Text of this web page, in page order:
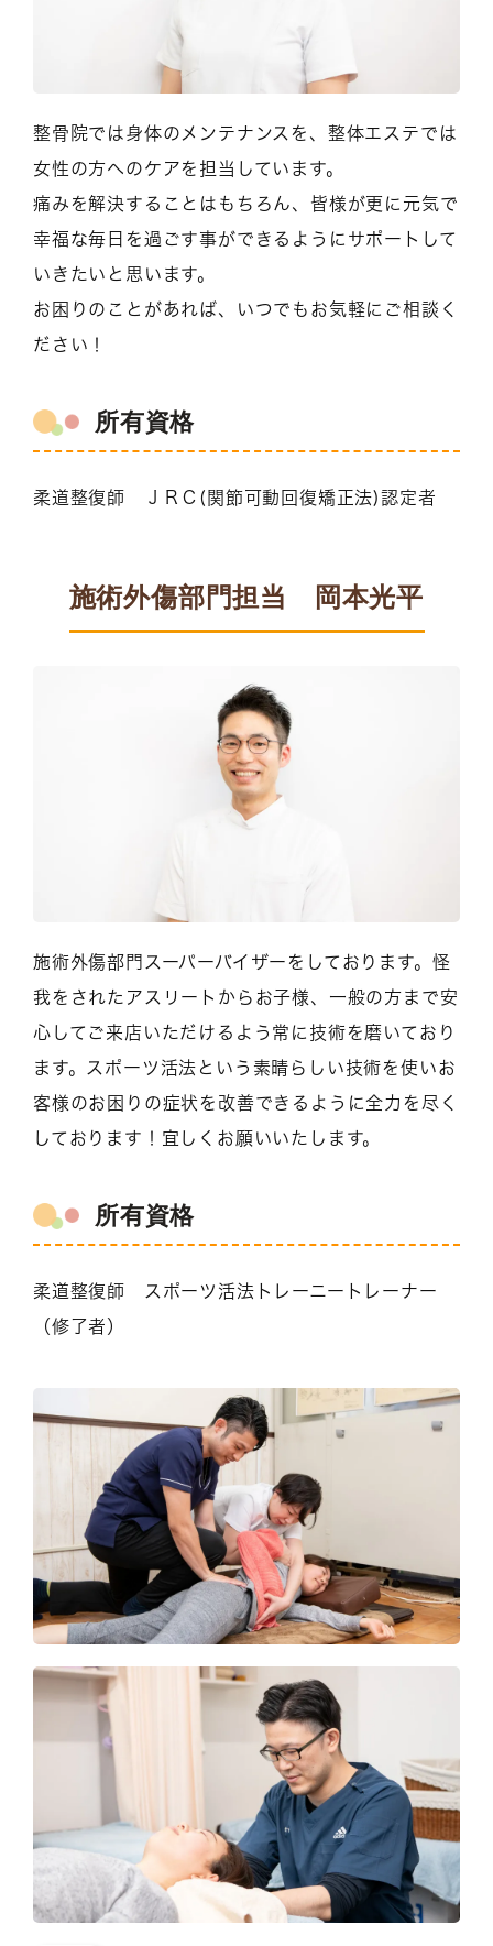
整骨院では身体のメンテナンスを、整体エステでは
女性の方へのケアを担当しています。
痛みを解決することはもちろん、皆様が更に元気で
幸福な毎日を過ごす事ができるようにサポートして
いきたいと思います。
お困りのことがあれば、いつでもお気軽にご相談く
ださい！
所有資格
柔道整復師 ＪＲＣ(関節可動回復矯正法)認定者
施術外傷部門担当 岡本光平
施術外傷部門スーパーバイザーをしております。怪
我をされたアスリートからお子様、一般の方まで安
心してご来店いただけるよう常に技術を磨いており
ます。スポーツ活法という素晴らしい技術を使いお
客様のお困りの症状を改善できるように全力を尽く
しております！宜しくお願いいたします。
所有資格
柔道整復師 スポーツ活法トレーニートレーナー
（修了者）